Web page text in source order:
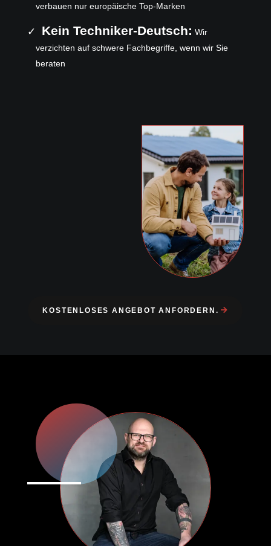
verbauen nur europäische Top-Marken
Kein Techniker-Deutsch: Wir
verzichten auf schwere Fachbegriffe, wenn wir Sie
beraten
KOSTENLOSES ANGEBOT ANFORDERN.